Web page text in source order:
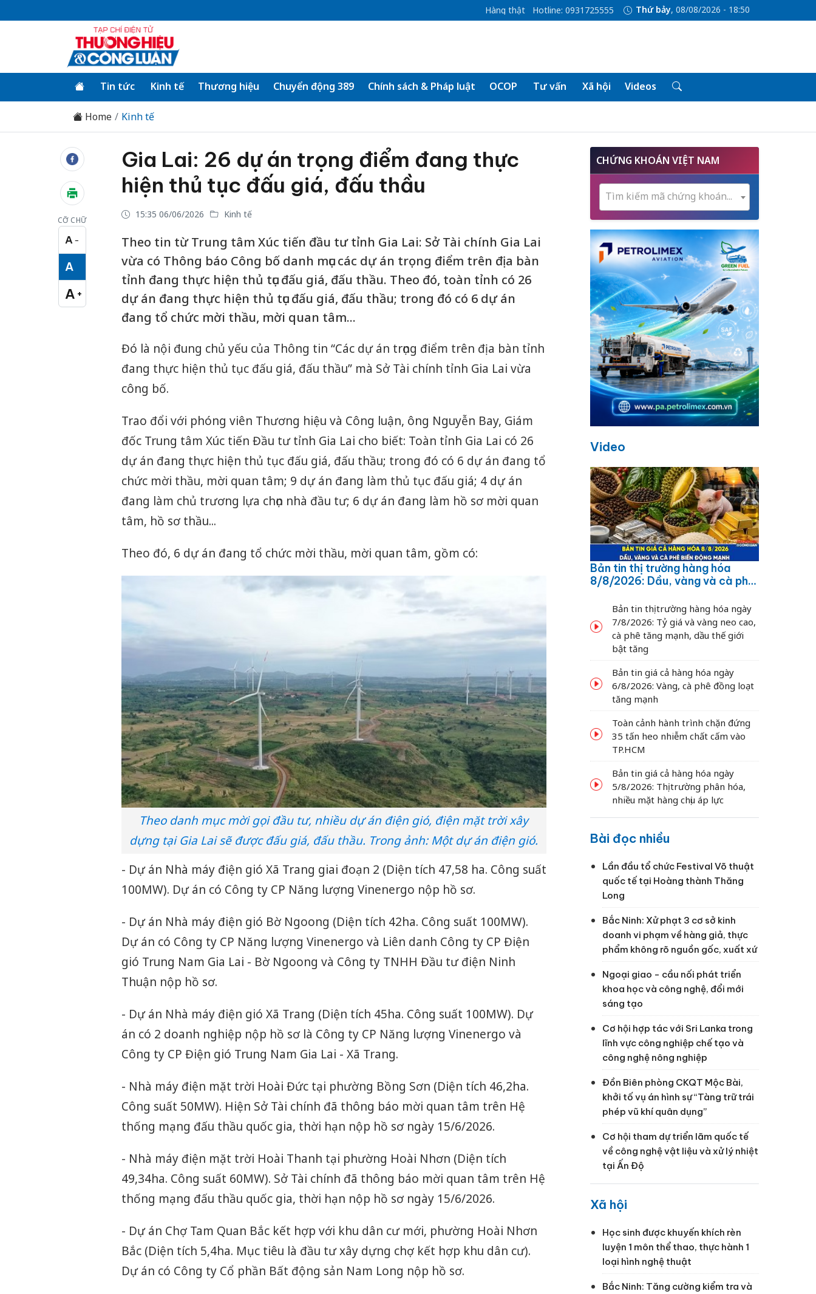
Hàng thật Hotline: 0931725555 Thứ bảy, 08/08/2026 - 18:50
Tin tức Kinh tế Thương hiệu Chuyển động 389 Chính sách & Pháp luật OCOP Tư vấn Xã hội Videos
Home Kinh tế
CỠ CHỮ
A −
Cỡ chữ nhỏ
A
Cỡ chữ vừa
A +
Cỡ chữ lớn
Gia Lai: 26 dự án trọng điểm đang thực
hiện thủ tục đấu giá, đấu thầu
15:35 06/06/2026 Kinh tế
Theo tin từ Trung tâm Xúc tiến đầu tư tỉnh Gia Lai: Sở Tài chính Gia Lai
vừa có Thông báo Công bố danh mục các dự án trọng điểm trên địa bàn
tỉnh đang thực hiện thủ tục đấu giá, đấu thầu. Theo đó, toàn tỉnh có 26
dự án đang thực hiện thủ tục đấu giá, đấu thầu; trong đó có 6 dự án
đang tổ chức mời thầu, mời quan tâm...
Đó là nội đung chủ yếu của Thông tin “Các dự án trọng điểm trên địa bàn tỉnh
đang thực hiện thủ tục đấu giá, đấu thầu” mà Sở Tài chính tỉnh Gia Lai vừa
công bố.
Trao đổi với phóng viên Thương hiệu và Công luận, ông Nguyễn Bay, Giám
đốc Trung tâm Xúc tiến Đầu tư tỉnh Gia Lai cho biết: Toàn tỉnh Gia Lai có 26
dự án đang thực hiện thủ tục đấu giá, đấu thầu; trong đó có 6 dự án đang tổ
chức mời thầu, mời quan tâm; 9 dự án đang làm thủ tục đấu giá; 4 dự án
đang làm chủ trương lựa chọn nhà đầu tư; 6 dự án đang làm hồ sơ mời quan
tâm, hồ sơ thầu...
Theo đó, 6 dự án đang tổ chức mời thầu, mời quan tâm, gồm có:
Theo danh mục mời gọi đầu tư, nhiều dự án điện gió, điện mặt trời xây
dựng tại Gia Lai sẽ được đấu giá, đấu thầu. Trong ảnh: Một dự án điện gió.
- Dự án Nhà máy điện gió Xã Trang giai đoạn 2 (Diện tích 47,58 ha. Công suất
100MW). Dự án có Công ty CP Năng lượng Vinenergo nộp hồ sơ.
- Dự án Nhà máy điện gió Bờ Ngoong (Diện tích 42ha. Công suất 100MW).
Dự án có Công ty CP Năng lượng Vinenergo và Liên danh Công ty CP Điện
gió Trung Nam Gia Lai - Bờ Ngoong và Công ty TNHH Đầu tư điện Ninh
Thuận nộp hồ sơ.
- Dự án Nhà máy điện gió Xã Trang (Diện tích 45ha. Công suất 100MW). Dự
án có 2 doanh nghiệp nộp hồ sơ là Công ty CP Năng lượng Vinenergo và
Công ty CP Điện gió Trung Nam Gia Lai - Xã Trang.
- Nhà máy điện mặt trời Hoài Đức tại phường Bồng Sơn (Diện tích 46,2ha.
Công suất 50MW). Hiện Sở Tài chính đã thông báo mời quan tâm trên Hệ
thống mạng đấu thầu quốc gia, thời hạn nộp hồ sơ ngày 15/6/2026.
- Nhà máy điện mặt trời Hoài Thanh tại phường Hoài Nhơn (Diện tích
49,34ha. Công suất 60MW). Sở Tài chính đã thông báo mời quan tâm trên Hệ
thống mạng đấu thầu quốc gia, thời hạn nộp hồ sơ ngày 15/6/2026.
- Dự án Chợ Tam Quan Bắc kết hợp với khu dân cư mới, phường Hoài Nhơn
Bắc (Diện tích 5,4ha. Mục tiêu là đầu tư xây dựng chợ kết hợp khu dân cư).
Dự án có Công ty Cổ phần Bất động sản Nam Long nộp hồ sơ.
CHỨNG KHOÁN VIỆT NAM
Tìm kiếm mã chứng khoán...
Video
Bản tin thị trường hàng hóa
8/8/2026: Dầu, vàng và cà phê
Bản tin thị trường hàng hóa ngày
7/8/2026: Tỷ giá và vàng neo cao,
cà phê tăng mạnh, dầu thế giới
bật tăng
Bản tin giá cả hàng hóa ngày
6/8/2026: Vàng, cà phê đồng loạt
tăng mạnh
Toàn cảnh hành trình chặn đứng
35 tấn heo nhiễm chất cấm vào
TP.HCM
Bản tin giá cả hàng hóa ngày
5/8/2026: Thị trường phân hóa,
nhiều mặt hàng chịu áp lực
Bài đọc nhiều
Lần đầu tổ chức Festival Võ thuật
quốc tế tại Hoàng thành Thăng
Long
Bắc Ninh: Xử phạt 3 cơ sở kinh
doanh vi phạm về hàng giả, thực
phẩm không rõ nguồn gốc, xuất xứ
Ngoại giao - cầu nối phát triển
khoa học và công nghệ, đổi mới
sáng tạo
Cơ hội hợp tác với Sri Lanka trong
lĩnh vực công nghiệp chế tạo và
công nghệ nông nghiệp
Đồn Biên phòng CKQT Mộc Bài,
khởi tố vụ án hình sự “Tàng trữ trái
phép vũ khí quân dụng”
Cơ hội tham dự triển lãm quốc tế
về công nghệ vật liệu và xử lý nhiệt
tại Ấn Độ
Xã hội
Học sinh được khuyến khích rèn
luyện 1 môn thể thao, thực hành 1
loại hình nghệ thuật
Bắc Ninh: Tăng cường kiểm tra và